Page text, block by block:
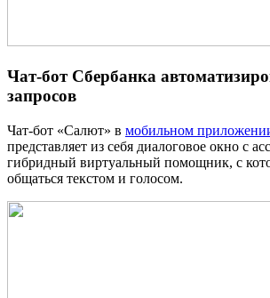
Чат-бот Сбербанка
запросов
Чат-бот «Салют» в мобильном
представляет из себя диалоговое окно с
гибридный виртуальный помощник, с
общаться текстом и голосом.